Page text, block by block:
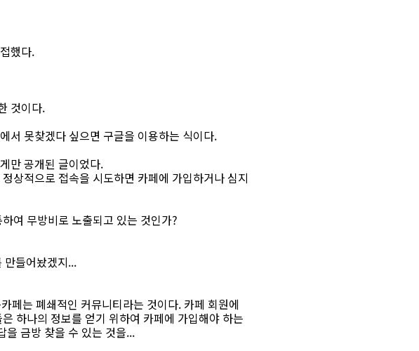
했다.
것이다.
서 못찾겠다 싶으면 구글을 이용하는 식이다.
만 공개된 글이었다.
상적으로 접속을 시도하면 카페에 가입하거나 심지
여 무방비로 노출되고 있는 것인가?
만들어놨겠지...
페는 폐쇄적인 커뮤니티라는 것이다. 카페 회원에
하나의 정보를 얻기 위하여 카페에 가입해야 하는
을 금방 찾을 수 있는 것을...